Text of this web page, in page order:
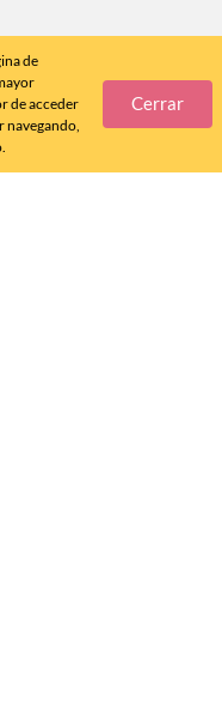
de
de acceder
navegando,
Cerrar